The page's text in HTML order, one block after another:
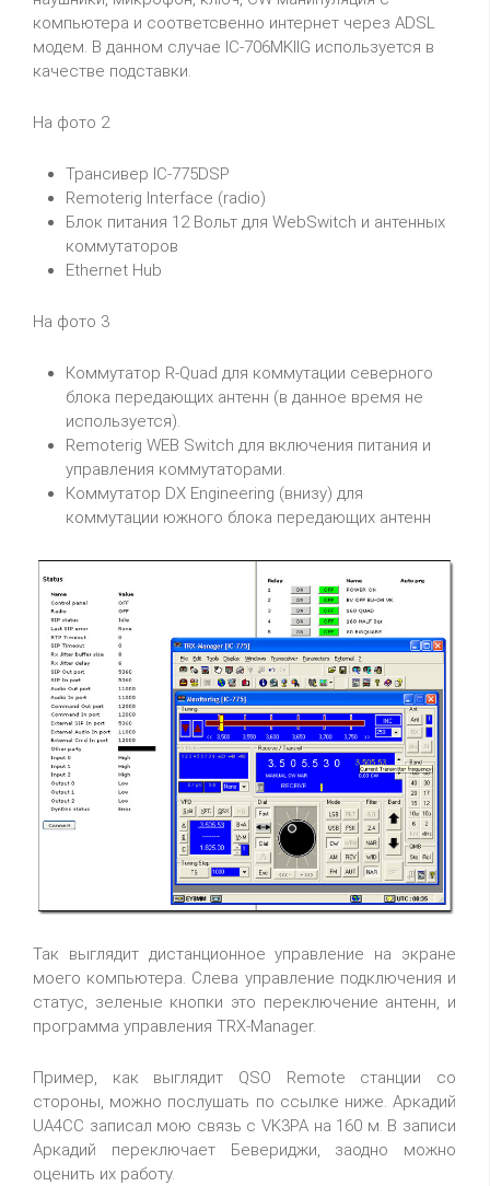
компьютера и соответсвенно интернет через ADSL
модем. В данном случае IC-706MKIIG используется в
качестве подставки.
На фото 2
Трансивер IC-775DSP
Remoterig Interface (radio)
Блок питания 12 Вольт для WebSwitch и антенных
коммутаторов
Ethernet Hub
На фото 3
Коммутатор R-Quad для коммутации северного
блока передающих антенн (в данное время не
используется).
Remoterig WEB Switch для включения питания и
управления коммутаторами.
Коммутатор DX Engineering (внизу) для
коммутации южного блока передающих антенн
Так выглядит дистанционное управление на экране
моего компьютера. Слева управление подключения и
статус, зеленые кнопки это переключение антенн, и
программа управления TRX-Manager.
Пример, как выглядит QSO Remote станции со
стороны, можно послушать по ссылке ниже. Аркадий
UA4CC записал мою связь с VK3PA на 160 м. В записи
Аркадий переключает Бевериджи, заодно можно
оценить их работу.